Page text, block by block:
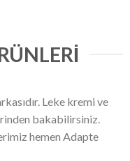
Leke kremi ve
bakabilirsiniz.
hemen Adapte